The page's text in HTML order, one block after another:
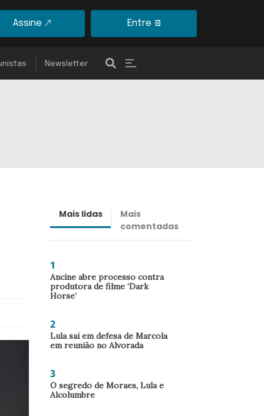
Assine Entre
Newsletter
Mais lidas
Mais
comentadas
1
Ancine abre processo contra
produtora de filme ‘Dark
Horse’
2
Lula sai em defesa de Marcola
em reunião no Alvorada
3
O segredo de Moraes, Lula e
Alcolumbre